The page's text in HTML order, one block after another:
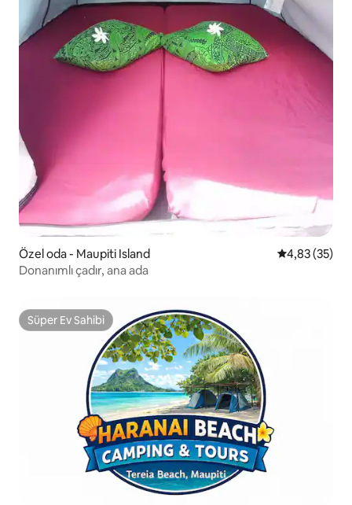
Özel oda - Maupiti Island 5 üzerinden
4,83 (35)
Donanımlı çadır, ana ada
Süper Ev Sahibi
Süper Ev Sahibi